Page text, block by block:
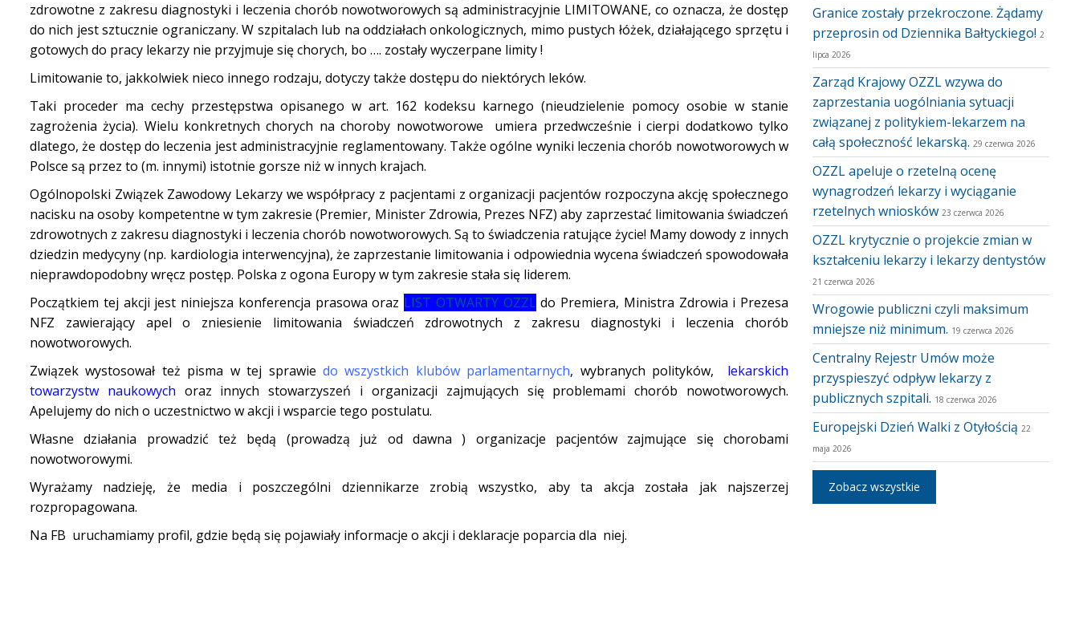
zdrowotne z zakresu diagnostyki i leczenia chorób nowotworowych są administracyjnie LIMITOWANE, co oznacza, że dostęp
do nich jest sztucznie ograniczany. W szpitalach lub na oddziałach onkologicznych, mimo pustych łóżek, działającego sprzętu i
gotowych do pracy lekarzy nie przyjmuje się chorych, bo …. zostały wyczerpane limity !
Limitowanie to, jakkolwiek nieco innego rodzaju, dotyczy także dostępu do niektórych leków.
Taki proceder ma cechy przestępstwa opisanego w art. 162 kodeksu karnego (nieudzielenie pomocy osobie w stanie
zagrożenia życia). Wielu konkretnych chorych na choroby nowotworowe umiera przedwcześnie i cierpi dodatkowo tylko
dlatego, że dostęp do leczenia jest administracyjnie reglamentowany. Także ogólne wyniki leczenia chorób nowotworowych w
Polsce są przez to (m. innymi) istotnie gorsze niż w innych krajach.
Ogólnopolski Związek Zawodowy Lekarzy we współpracy z pacjentami z organizacji pacjentów rozpoczyna akcję społecznego
nacisku na osoby kompetentne w tym zakresie (Premier, Minister Zdrowia, Prezes NFZ) aby zaprzestać limitowania świadczeń
zdrowotnych z zakresu diagnostyki i leczenia chorób nowotworowych. Są to świadczenia ratujące życie! Mamy dowody z innych
dziedzin medycyny (np. kardiologia interwencyjna), że zaprzestanie limitowania i odpowiednia wycena świadczeń spowodowała
nieprawdopodobny wręcz postęp. Polska z ogona Europy w tym zakresie stała się liderem.
Początkiem tej akcji jest niniejsza konferencja prasowa oraz LIST OTWARTY OZZL do Premiera, Ministra Zdrowia i Prezesa
NFZ zawierający apel o zniesienie limitowania świadczeń zdrowotnych z zakresu diagnostyki i leczenia chorób
nowotworowych.
Związek wystosował też pisma w tej sprawie do wszystkich klubów parlamentarnych, wybranych polityków, lekarskich
towarzystw naukowych oraz innych stowarzyszeń i organizacji zajmujących się problemami chorób nowotworowych.
Apelujemy do nich o uczestnictwo w akcji i wsparcie tego postulatu.
Własne działania prowadzić też będą (prowadzą już od dawna ) organizacje pacjentów zajmujące się chorobami
nowotworowymi.
Wyrażamy nadzieję, że media i poszczególni dziennikarze zrobią wszystko, aby ta akcja została jak najszerzej
rozpropagowana.
Na FB uruchamiamy profil, gdzie będą się pojawiały informacje o akcji i deklaracje poparcia dla niej.
Granice zostały przekroczone. Żądamy
przeprosin od Dziennika Bałtyckiego! 2
lipca 2026
Zarząd Krajowy OZZL wzywa do
zaprzestania uogólniania sytuacji
związanej z politykiem-lekarzem na
całą społeczność lekarską. 29 czerwca 2026
OZZL apeluje o rzetelną ocenę
wynagrodzeń lekarzy i wyciąganie
rzetelnych wniosków 23 czerwca 2026
OZZL krytycznie o projekcie zmian w
kształceniu lekarzy i lekarzy dentystów
21 czerwca 2026
Wrogowie publiczni czyli maksimum
mniejsze niż minimum. 19 czerwca 2026
Centralny Rejestr Umów może
przyspieszyć odpływ lekarzy z
publicznych szpitali. 18 czerwca 2026
Europejski Dzień Walki z Otyłością 22
maja 2026
Zobacz wszystkie